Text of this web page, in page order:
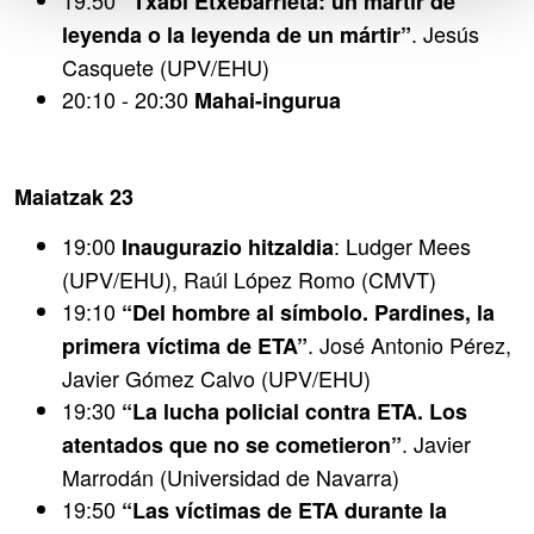
leyenda o la leyenda de un mártir”. Jesús
Casquete (UPV/EHU)
20:10 - 20:30 Mahai-ingurua
Maiatzak 23
19:00 Inaugurazio hitzaldia: Ludger Mees
(UPV/EHU), Raúl López Romo (CMVT)
19:10 “Del hombre al símbolo. Pardines, la
primera víctima de ETA”. José Antonio Pérez,
Javier Gómez Calvo (UPV/EHU)
19:30 “La lucha policial contra ETA. Los
atentados que no se cometieron”. Javier
Marrodán (Universidad de Navarra)
19:50 “Las víctimas de ETA durante la